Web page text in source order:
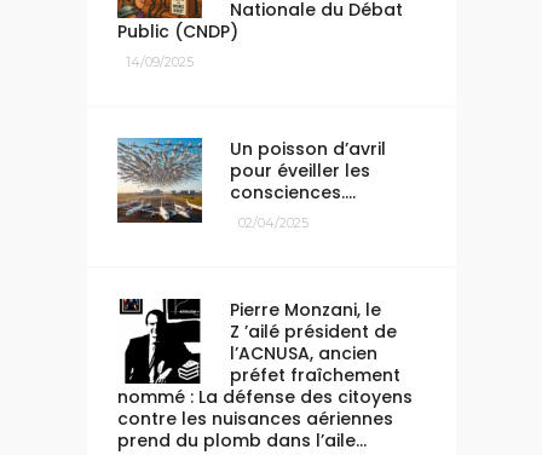
Nationale du Débat
Public (CNDP)
14/09/2025
Un poisson d’avril
pour éveiller les
consciences….
02/04/2025
Pierre Monzani, le
Z ’ailé président de
l’ACNUSA, ancien
préfet fraîchement
nommé : La défense des citoyens
contre les nuisances aériennes
prend du plomb dans l’aile…